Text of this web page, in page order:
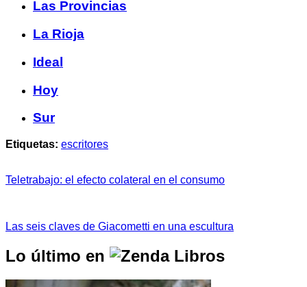
Las Provincias
La Rioja
Ideal
Hoy
Sur
Etiquetas: escritores
Teletrabajo: el efecto colateral en el consumo
Las seis claves de Giacometti en una escultura
Lo último en